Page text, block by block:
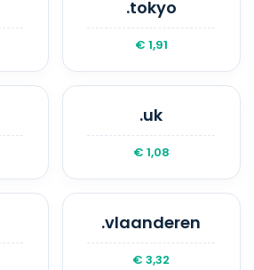
.tokyo
€ 1,91
.uk
€ 1,08
.vlaanderen
€ 3,32